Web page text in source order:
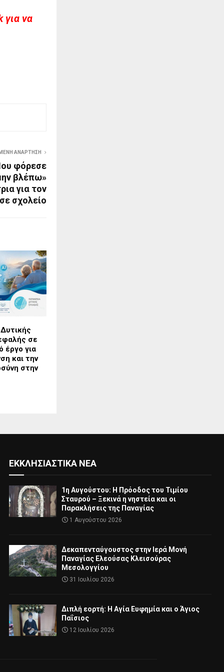
για να
ΑΝΆΡΤΗΣΗ
φόρεσε
βλέπω»
για τον
σχολείο
σε
έργο για
και την
στην
ΕΚΚΛΗΣΙΑΣΤΙΚΆ ΝΈΑ
1η Αυγούστου: Η Πρόοδος του Τιμίου
Σταυρού – Ξεκινά η νηστεία και οι
Παρακλήσεις της Παναγίας
1 Αυγούστου 2026
Δεκαπενταύγουστος στην Ιερά Μονή
Παναγίας Ελεούσας Κλεισούρας
Μεσολογγίου
31 Ιουλίου 2026
Διπλή εορτή: Η Αγία Ευφημία και ο Άγιος
Παΐσιος
12 Ιουλίου 2026